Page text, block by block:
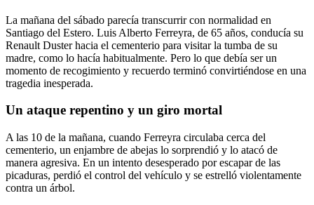
La mañana del sábado parecía transcurrir con normalidad en
Santiago del Estero. Luis Alberto Ferreyra, de 65 años, conducía su
Renault Duster hacia el cementerio para visitar la tumba de su
madre, como lo hacía habitualmente. Pero lo que debía ser un
momento de recogimiento y recuerdo terminó convirtiéndose en una
tragedia inesperada.
Un ataque repentino y un giro mortal
A las 10 de la mañana, cuando Ferreyra circulaba cerca del
cementerio, un enjambre de abejas lo sorprendió y lo atacó de
manera agresiva. En un intento desesperado por escapar de las
picaduras, perdió el control del vehículo y se estrelló violentamente
contra un árbol.